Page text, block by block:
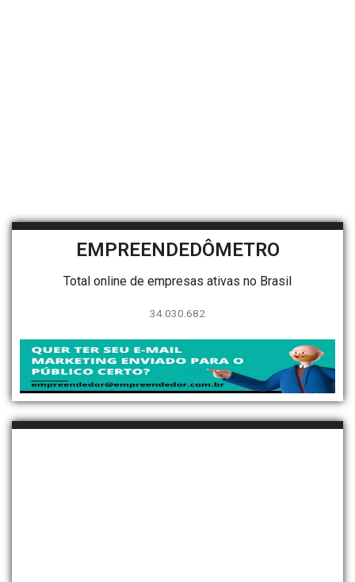
EMPREENDEDÔMETRO
Total online de empresas ativas no Brasil
34.030.682